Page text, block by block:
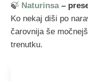
🍃 Naturinsa–
Ko nekaj diši po
čarovnija še
trenutku.